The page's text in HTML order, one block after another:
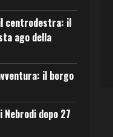
centrodestra: il
ago della
il borgo
dopo 27